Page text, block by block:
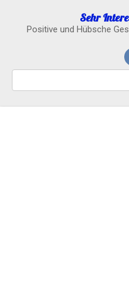
content
Sehr
Positive und Hübsche